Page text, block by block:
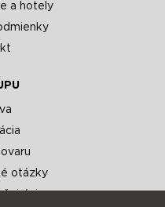
a hotely
otázky